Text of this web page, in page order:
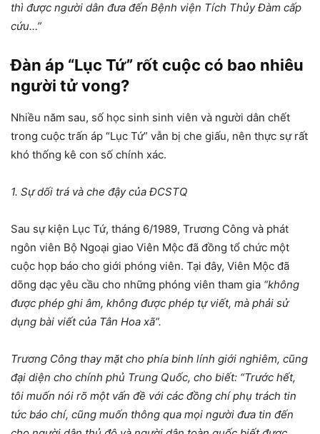
thì được người dân đưa đến Bệnh viện Tích Thủy Đàm cấp
cứu…”
Đàn áp “Lục Tứ” rốt cuộc có bao nhiêu
người tử vong?
Nhiều năm sau, số học sinh sinh viên và người dân chết
trong cuộc trấn áp “Lục Tứ” vẫn bị che giấu, nên thực sự rất
khó thống kê con số chính xác.
1. Sự dối trá và che đậy của ĐCSTQ
Sau sự kiện Lục Tứ, tháng 6/1989, Trương Công và phát
ngôn viên Bộ Ngoại giao Viên Mộc đã đồng tổ chức một
cuộc họp báo cho giới phóng viên. Tại đây, Viên Mộc đã
dõng dạc yêu cầu cho những phóng viên tham gia “không
được phép ghi âm, không được phép tự viết, mà phải sử
dụng bài viết của Tân Hoa xã”.
Trương Công thay mặt cho phía binh lính giới nghiêm, cũng
đại diện cho chính phủ Trung Quốc, cho biết: “Trước hết,
tôi muốn nói rõ một vấn đề với các đồng chí phụ trách tin
tức báo chí, cũng muốn thông qua mọi người đưa tin đến